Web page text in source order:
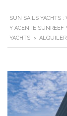
SUN SAILS YACHTS :
Y AGENTE SUNREEF
YACHTS > ALQUILER